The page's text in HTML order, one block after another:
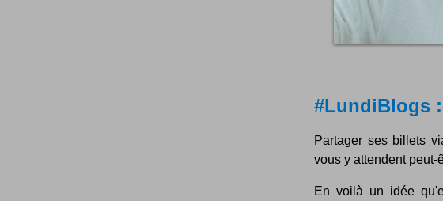
#LundiBlogs
Partager ses billets
vous y attendent peut-
En voilà un idée